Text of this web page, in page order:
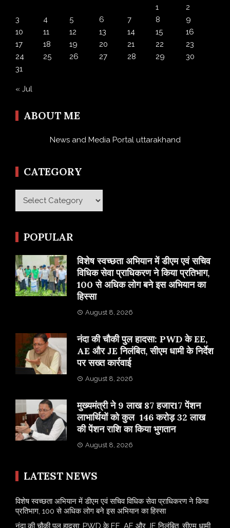
1
2
3
4 5 6 7 8
9
10
11 12 13 14 15
16
17
18 19 20 21 22
23
24
25 26 27 28 29
30
31
« Jul
ABOUT ME
News and Media Portal uttarakhand
CATEGORY
Category
POPULAR
विशेष स्वच्छता अभियान में डीएम एवं सचिव
विधिक सेवा प्राधिकरण ने किया प्रतिभाग,
100 से अधिक लोग बने इस अभियान का
हिस्सा
August 8, 2026
नंदा की चौकी पुल हादसा: PWD के EE,
AE और JE निलंबित, सीएम धामी के निर्देश
पर सख्त कार्रवाई
August 8, 2026
मुख्यमंत्री ने 9 लाख 87 हजार17 पेंशन
लाभार्थियों को कुल 146 करोड़ 32 लाख
की पेंशन राशि का किया भुगतान
August 8, 2026
LATEST NEWS
विशेष स्वच्छता अभियान में डीएम एवं सचिव विधिक सेवा प्राधिकरण ने किया
प्रतिभाग, 100 से अधिक लोग बने इस अभियान का हिस्सा
नंदा की चौकी पुल हादसा: PWD के EE, AE और JE निलंबित, सीएम धामी